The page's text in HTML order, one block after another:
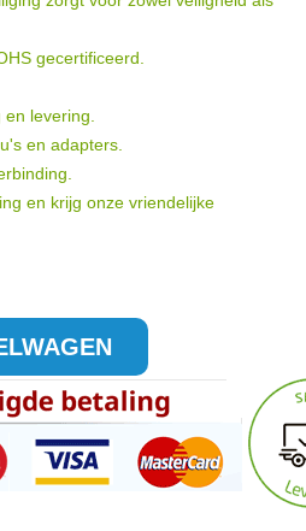
gecertificeerd.
levering.
en adapters.
en krijg onze vriendelijke